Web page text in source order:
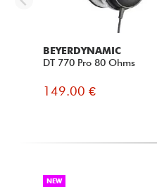
BEYERDYNAMIC
DT 770 Pro 80 Ohms
149.00 €
NEW